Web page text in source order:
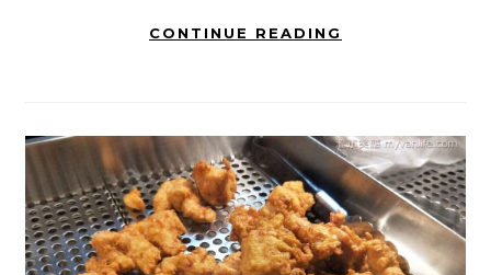
CONTINUE READING